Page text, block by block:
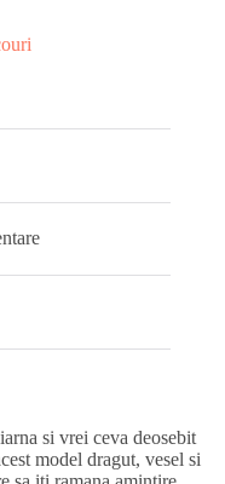
si vrei ceva deosebit
model dragut, vesel si